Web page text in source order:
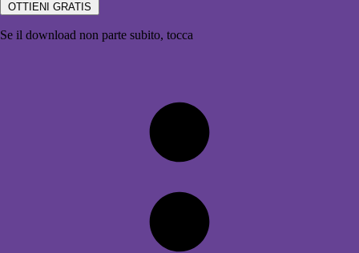
OTTIENI GRATIS
Se il download non parte subito, tocca